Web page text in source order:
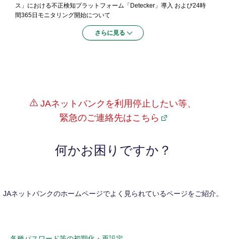
ス」における不正検知プラットフォーム「Detecker」導入 および24時
間365日モニタリング開始について
さらに見る
JAネットバンクを利用停止したい等、
緊急のご連絡先はこちら
何かお困りですか？
JAネットバンクのホームページでよく見られているページをご紹介。